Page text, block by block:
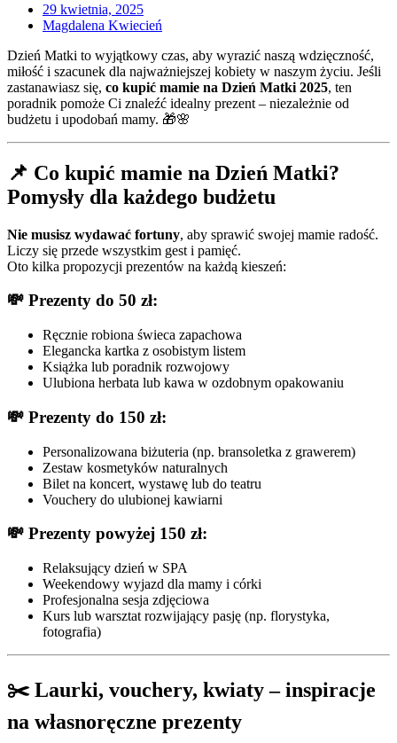
29 kwietnia, 2025
Magdalena Kwiecień
Dzień Matki to wyjątkowy czas, aby wyrazić naszą wdzięczność,
miłość i szacunek dla najważniejszej kobiety w naszym życiu. Jeśli
zastanawiasz się, co kupić mamie na Dzień Matki 2025, ten
poradnik pomoże Ci znaleźć idealny prezent – niezależnie od
budżetu i upodobań mamy. 🎁🌸
📌 Co kupić mamie na Dzień Matki?
Pomysły dla każdego budżetu
Nie musisz wydawać fortuny, aby sprawić swojej mamie radość.
Liczy się przede wszystkim gest i pamięć.
Oto kilka propozycji prezentów na każdą kieszeń:
💸 Prezenty do 50 zł:
Ręcznie robiona świeca zapachowa
Elegancka kartka z osobistym listem
Książka lub poradnik rozwojowy
Ulubiona herbata lub kawa w ozdobnym opakowaniu
💸 Prezenty do 150 zł:
Personalizowana biżuteria (np. bransoletka z grawerem)
Zestaw kosmetyków naturalnych
Bilet na koncert, wystawę lub do teatru
Vouchery do ulubionej kawiarni
💸 Prezenty powyżej 150 zł:
Relaksujący dzień w SPA
Weekendowy wyjazd dla mamy i córki
Profesjonalna sesja zdjęciowa
Kurs lub warsztat rozwijający pasję (np. florystyka,
fotografia)
✂️ Laurki, vouchery, kwiaty – inspiracje
na własnoręczne prezenty